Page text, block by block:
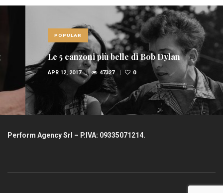
POPULAR
Le 5 canzoni più belle di Bob Dylan
APR 12, 2017 47327 0
Perform Agency Srl – P.IVA: 09335071214.